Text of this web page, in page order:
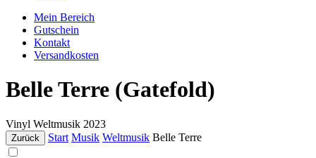
Mein Bereich
Gutschein
Kontakt
Versandkosten
Belle Terre (Gatefold)
Vinyl Weltmusik 2023
Zurück Start Musik Weltmusik Belle Terre